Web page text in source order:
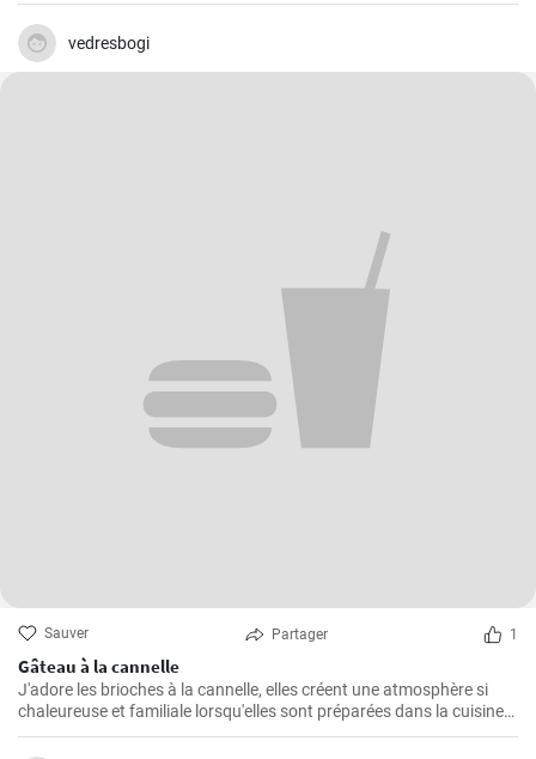
vedresbogi
Sauver Partager 1
Gâteau à la cannelle
J'adore les brioches à la cannelle, elles créent une atmosphère si
chaleureuse et familiale lorsqu'elles sont préparées dans la cuisine.
Je pense que ce gâteau est l'un des plus faciles à préparer et qu'il
remporte toujours un franc succès auprès de ma famille. Non